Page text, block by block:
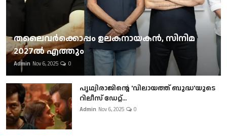
തലൈവര്‍ക്കൊപ്പം ഉലകനായകന്‍, സിനിമ
2027ല്‍ എത്തും
Admin Nov 6, 2025 0
പൃഥ്വിരാജിന്റെ 'വിലായത്ത് ബുദ്ധ'യുടെ
റിലീസ് ഡേറ്റ്...
Admin Nov 6, 2025 0